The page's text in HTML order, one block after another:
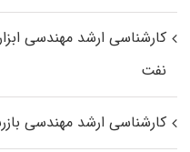
کارشناسی ارشد مهندسی
نفت
کارشناسی ارشد مهندسی